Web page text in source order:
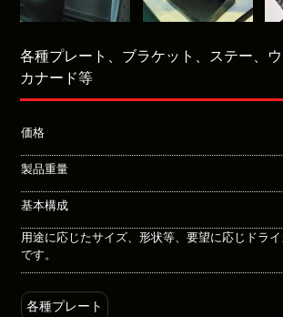
各種プレート、ブラケット、ステー、ウ
カナード等
価格
製品重量
基本構成
用途に応じたサイズ、形状等、要望に応じドラ
です。
各種プレート